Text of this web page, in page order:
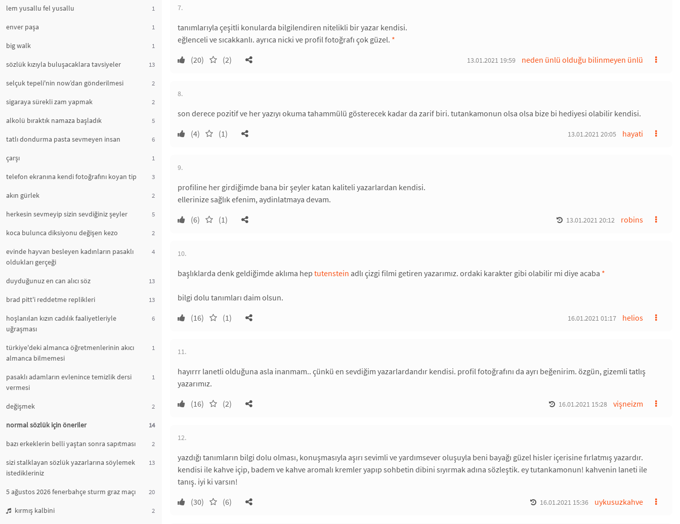
lem yusallu fel yusallu 1
enver paşa 1
big walk 1
sözlük kızıyla buluşacaklara tavsiyeler 13
selçuk tepeli'nin now’dan gönderilmesi 2
sigaraya sürekli zam yapmak 2
alkolü bıraktık namaza başladık 5
tatlı dondurma pasta sevmeyen insan 6
çarşı 1
telefon ekranına kendi fotoğrafını koyan tip 3
akın gürlek 2
herkesin sevmeyip sizin sevdiğiniz şeyler 5
koca bulunca diksiyonu değişen kezo 2
evinde hayvan besleyen kadınların pasaklı
oldukları gerçeği
4
duyduğunuz en can alıcı söz 13
brad pitt'i reddetme replikleri 13
hoşlanılan kızın cadılık faaliyetleriyle
uğraşması
6
türkiye'deki almanca öğretmenlerinin akıcı
almanca bilmemesi
1
pasaklı adamların evlenince temizlik dersi
vermesi
1
değişmek 2
normal sözlük için öneriler 14
bazı erkeklerin belli yaştan sonra sapıtması 2
sizi stalklayan sözlük yazarlarına söylemek
istedikleriniz
13
5 ağustos 2026 fenerbahçe sturm graz maçı 20
kırmış kalbini 2
7.
tanımlarıyla çeşitli konularda bilgilendiren nitelikli bir yazar kendisi.
eğlenceli ve sıcakkanlı. ayrıca nicki ve profil fotoğrafı çok güzel. *
(20)
(2) neden ünlü olduğu bilinmeyen ünlü
13.01.2021 19:59
8.
son derece pozitif ve her yazıyı okuma tahammülü gösterecek kadar da zarif biri. tutankamonun olsa olsa bize bi hediyesi olabilir kendisi.
(4)
(1) hayati
13.01.2021 20:05
9.
profiline her girdiğimde bana bir şeyler katan kaliteli yazarlardan kendisi.
ellerinize sağlık efenim, aydinlatmaya devam.
(6)
(1) robins
13.01.2021 20:12
10.
başlıklarda denk geldiğimde aklıma hep tutenstein adlı çizgi filmi getiren yazarımız. ordaki karakter gibi olabilir mi diye acaba *
bilgi dolu tanımları daim olsun.
(16)
(1) helios
16.01.2021 01:17
11.
hayırrr lanetli olduğuna asla inanmam.. çünkü en sevdiğim yazarlardandır kendisi. profil fotoğrafını da ayrı beğenirim. özgün, gizemli tatlış
yazarımız.
(16)
(2) vişneizm
16.01.2021 15:28
12.
yazdığı tanımların bilgi dolu olması, konuşmasıyla aşırı sevimli ve yardımsever oluşuyla beni bayağı güzel hisler içerisine fırlatmış yazardır.
kendisi ile kahve içip, badem ve kahve aromalı kremler yapıp sohbetin dibini sıyırmak adına sözleştik. ey tutankamonun! kahvenin laneti ile
tanış. iyi ki varsın!
(30)
(6) uykusuzkahve
16.01.2021 15:36